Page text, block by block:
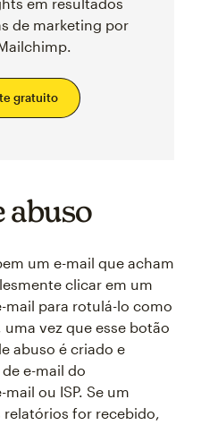
de marketing por
gratuito
abuso
um e-mail que acham
clicar em um
mail para rotulá-lo como
vez que esse botão
abuso é criado e
e-mail do
ou ISP. Se um
relatórios for recebido,